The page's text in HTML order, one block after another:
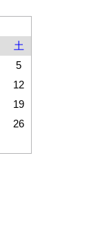
土
5
12
19
26